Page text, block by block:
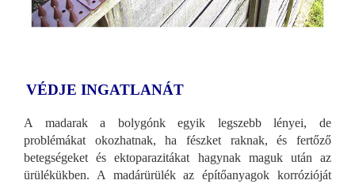
VÉDJE INGATLANÁT
A madarak a bolygónk egyik legszebb lényei, de
problémákat okozhatnak, ha fészket raknak, és fertőző
betegségeket és ektoparazitákat hagynak maguk után az
ürülékükben. A madárürülék az építőanyagok korrózióját